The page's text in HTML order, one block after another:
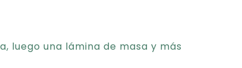
luego una lámina de masa y más